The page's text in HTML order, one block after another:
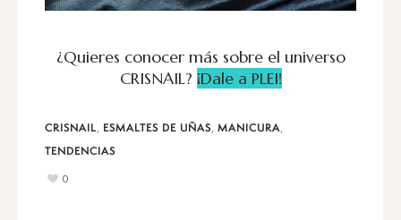
¿Quieres conocer más sobre el universo
CRISNAIL? ¡Dale a PLEI!
CRISNAIL, ESMALTES DE UÑAS, MANICURA,
TENDENCIAS
0